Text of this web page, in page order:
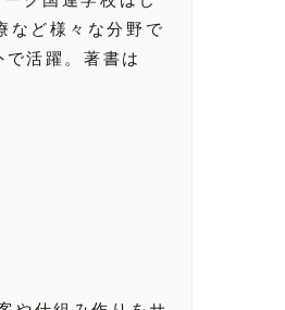
など様々な分野で
活躍。著書は